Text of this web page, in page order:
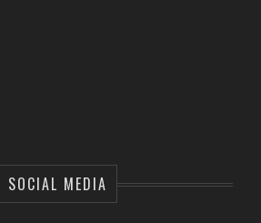
SOCIAL MEDIA